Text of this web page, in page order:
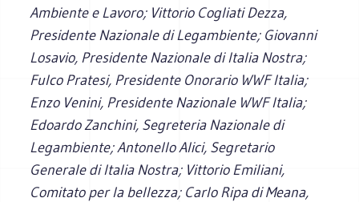
Ambiente e Lavoro; Vittorio Cogliati Dezza,
Presidente Nazionale di Legambiente; Giovanni
Losavio, Presidente Nazionale di Italia Nostra;
Fulco Pratesi, Presidente Onorario WWF Italia;
Enzo Venini, Presidente Nazionale WWF Italia;
Edoardo Zanchini, Segreteria Nazionale di
Legambiente; Antonello Alici, Segretario
Generale di Italia Nostra; Vittorio Emiliani,
Comitato per la bellezza; Carlo Ripa di Meana,